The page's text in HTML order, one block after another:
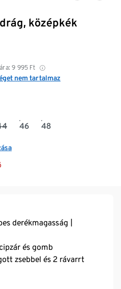
középkék
9 995 Ft
nem tartalmaz
46 48
derékmagasság |
és gomb
zsebbel és 2 rávarrt